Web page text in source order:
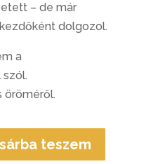
– de már
dolgozol.
a
öröméről.
teszem